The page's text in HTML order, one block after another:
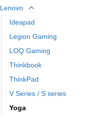
Lenovo
Ideapad
Legion Gaming
LOQ Gaming
Thinkbook
ThinkPad
V Series / S series
Yoga